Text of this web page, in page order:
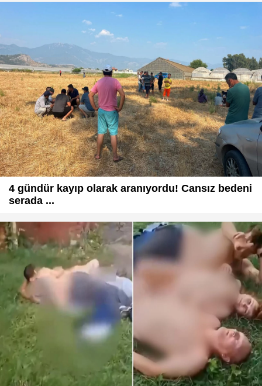
4 gündür kayıp olarak aranıyordu! Cansız bedeni
serada ...